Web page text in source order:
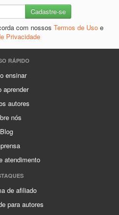
com nossos Termos de Uso e
Privacidade
RÁPIDO
ensinar
aprender
autores
nós
Blog
atendimento
de afiliado
para autores